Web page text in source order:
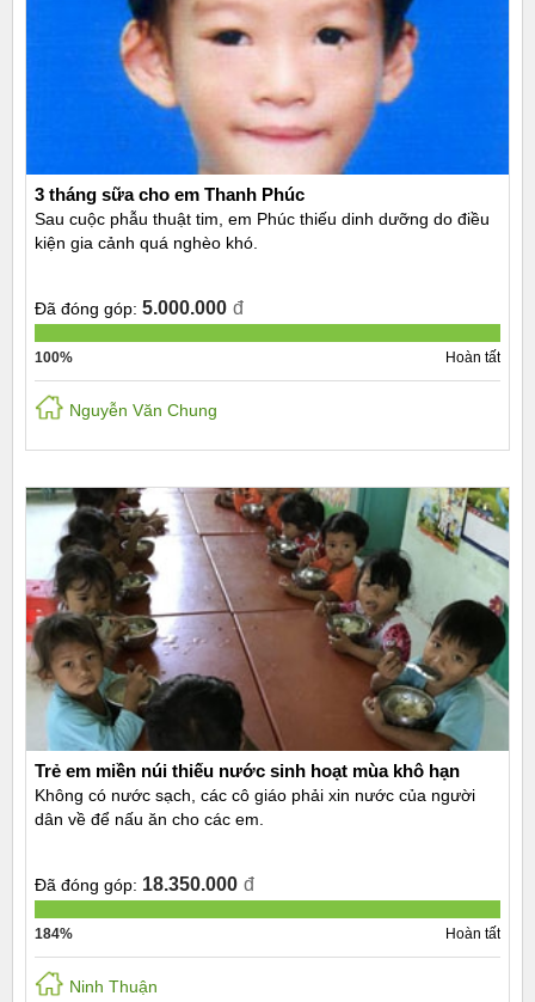
3 tháng sữa cho em Thanh Phúc
Sau cuộc phẫu thuật tim, em Phúc thiếu dinh dưỡng do điều
kiện gia cảnh quá nghèo khó.
Đã đóng góp: 5.000.000 đ
100% Hoàn tất
Nguyễn Văn Chung
Trẻ em miền núi thiếu nước sinh hoạt mùa khô hạn
Không có nước sạch, các cô giáo phải xin nước của người
dân về để nấu ăn cho các em.
Đã đóng góp: 18.350.000 đ
184% Hoàn tất
Ninh Thuận